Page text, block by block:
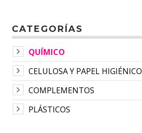
CATEGORÍAS
QUÍMICO
CELULOSA Y PAPEL HIGIÉNICO
COMPLEMENTOS
PLÁSTICOS